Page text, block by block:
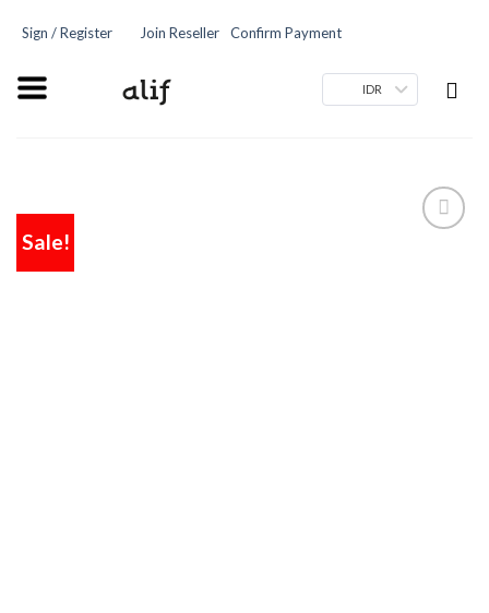
Sign / Register Join Reseller Confirm Payment
IDR
Sale!